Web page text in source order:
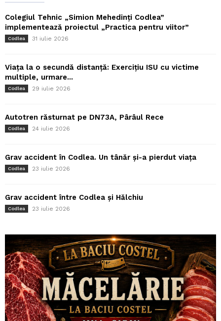
Colegiul Tehnic „Simion Mehedinți Codlea”
implementează proiectul „Practica pentru viitor”
Codlea 31 iulie 2026
Viața la o secundă distanță: Exercițiu ISU cu victime
multiple, urmare...
Codlea 29 iulie 2026
Autotren răsturnat pe DN73A, Pârâul Rece
Codlea 24 iulie 2026
Grav accident în Codlea. Un tânăr și-a pierdut viața
Codlea 23 iulie 2026
Grav accident între Codlea și Hălchiu
Codlea 23 iulie 2026